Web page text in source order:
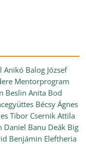
Anikó Balog József
Mentorprogram
Beslin Anita Bod
Bécsy Ágnes
Tibor Csernik Attila
Daniel Banu Deák Big
Benjámin Eleftheria